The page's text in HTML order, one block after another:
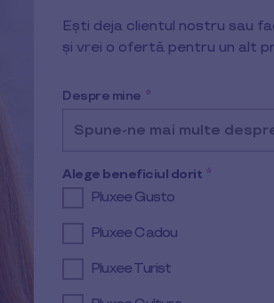
Ești deja clientul nostru sau
și vrei o ofertă pentru un alt
Despre mine *
Spune-ne mai multe
Alege beneficiul dorit *
Pluxee Gusto
Pluxee Cadou
Pluxee Turist